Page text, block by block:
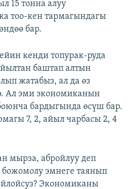
15 тонна алуу
тоо-кен тармагындагы
бар.
кенди топурак-руда
баштап алтын
жатабыз, ал да өз
Ал эми экономиканын
бардыгында өсүш бар.
7, 2, айыл чарбасы 2, 4
мырза, абройлуу деп
божомолу эмнеге таянып
Экономиканы